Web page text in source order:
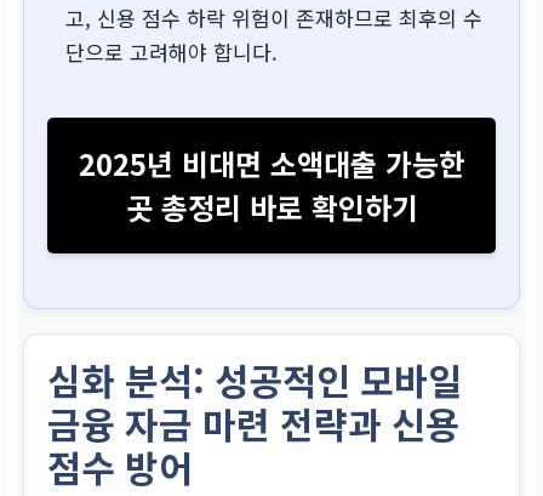
고, 신용 점수 하락 위험이 존재하므로 최후의 수
단으로 고려해야 합니다.
2025년 비대면 소액대출 가능한
곳 총정리 바로 확인하기
심화 분석: 성공적인 모바일
금융 자금 마련 전략과 신용
점수 방어